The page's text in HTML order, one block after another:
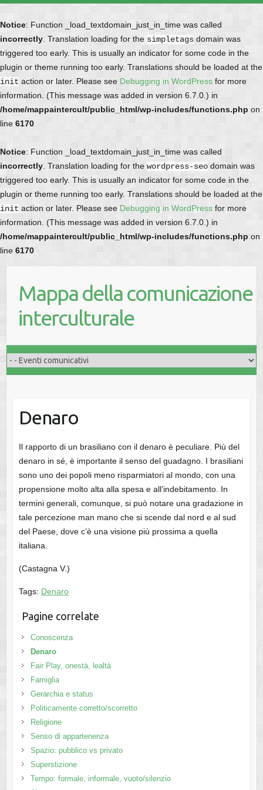
Notice: Function _load_textdomain_just_in_time was called
incorrectly . Translation loading for the simpletags domain was
triggered too early. This is usually an indicator for some code in the
plugin or theme running too early. Translations should be loaded at the
init action or later. Please see Debugging in WordPress for more
information. (This message was added in version 6.7.0.) in
/home/mappaintercult/public_html/wp-includes/functions.php on
line 6170
Notice: Function _load_textdomain_just_in_time was called
incorrectly . Translation loading for the wordpress-seo domain was
triggered too early. This is usually an indicator for some code in the
plugin or theme running too early. Translations should be loaded at the
init action or later. Please see Debugging in WordPress for more
information. (This message was added in version 6.7.0.) in
/home/mappaintercult/public_html/wp-includes/functions.php on
line 6170
Mappa della comunicazione
interculturale
Denaro
Il rapporto di un brasiliano con il denaro è peculiare. Più del
denaro in sé, è importante il senso del guadagno. I brasiliani
sono uno dei popoli meno risparmiatori al mondo, con una
propensione molto alta alla spesa e all’indebitamento. In
termini generali, comunque, si può notare una gradazione in
tale percezione man mano che si scende dal nord e al sud
del Paese, dove c’è una visione più prossima a quella
italiana.
(Castagna V.)
Tags: Denaro
Pagine correlate
Conoscenza
Denaro
Fair Play, onestà, lealtà
Famiglia
Gerarchia e status
Politicamente corretto/scorretto
Religione
Senso di appartenenza
Spazio: pubblico vs privato
Superstizione
Tempo: formale, informale, vuoto/silenzio